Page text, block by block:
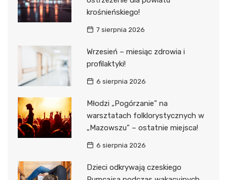
krośnieńskiego!
7 sierpnia 2026
Wrzesień – miesiąc zdrowia i
profilaktyki!
6 sierpnia 2026
Młodzi „Pogórzanie” na
warsztatach folklorystycznych w
„Mazowszu” – ostatnie miejsca!
6 sierpnia 2026
Dzieci odkrywają czeskiego